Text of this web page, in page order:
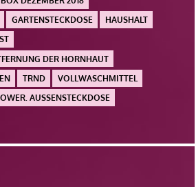
GARTENSTECKDOSE
HAUSHALT
DER HORNHAUT
TRND
VOLLWASCHMITTEL
AUSSENSTECKDOSE